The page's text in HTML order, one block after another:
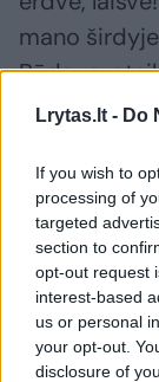
Lrytas.lt - Do
If you wish to
processing of
targeted
section to
opt-out request
interest-based
us or personal
your opt-out.
disclosure of
mano
Būdavo,
kojomis.
vakaro...“,
„Kaip
vasaros
manęs
pusbroliu